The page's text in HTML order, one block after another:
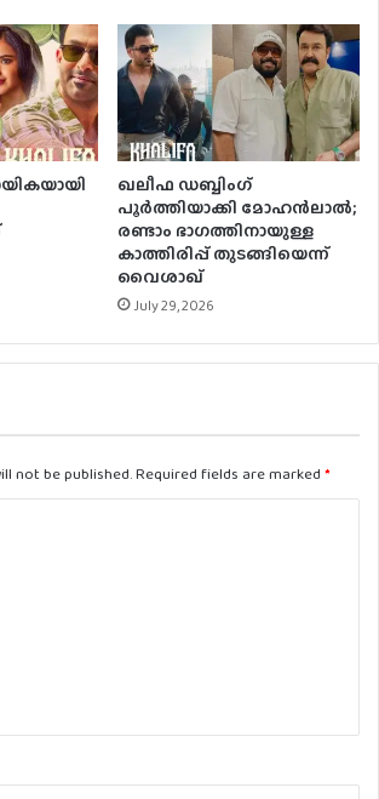
ഖലീഫ ഡബ്ബിംഗ്
പൂർത്തിയാക്കി മോഹൻലാൽ;
രണ്ടാം ഭാഗത്തിനായുള്ള
കാത്തിരിപ്പ് തുടങ്ങിയെന്ന്
വൈശാഖ്
July 29, 2026
not be published.Required fields are marked *